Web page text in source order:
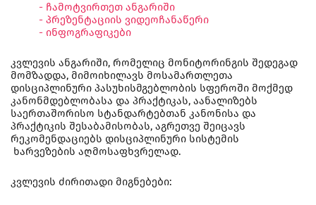
- ჩამოტვირთეთ ანგარიში
- პრეზენტაციის ვიდეოჩანაწერი
- ინფოგრაფიკები
კვლევის ანგარიში, რომელიც მონიტორინგის შედეგად
მომზადდა, მიმოიხილავს მოსამართლეთა
დისციპლინური პასუხისმგებლობის სფეროში მოქმედ
კანონმდებლობასა და პრაქტიკას, აანალიზებს
საერთაშორისო სტანდარტებთან კანონისა და
პრაქტიკის შესაბამისობას, აგრეთვე შეიცავს
რეკომენდაციებს დისციპლინური სისტემის
ხარვეზების აღმოსაფხვრელად.
კვლევის ძირითადი მიგნებები: